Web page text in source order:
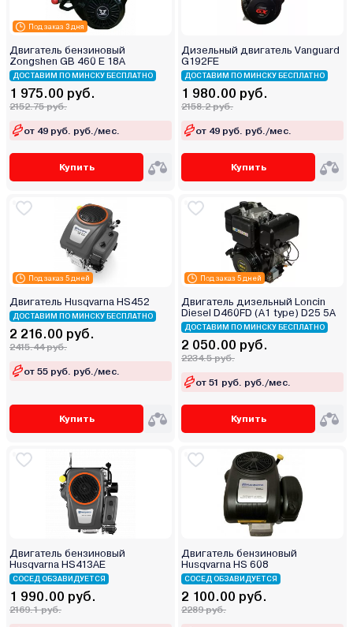
Под заказ 3 дня
Двигатель бензиновый
Zongshen GB 460 E 18А
ДОСТАВИМ ПО МИНСКУ БЕСПЛАТНО
1 975.00 руб.
2152.75 руб.
от 49 руб. руб./мес.
Купить
Дизельный двигатель Vanguard
G192FE
ДОСТАВИМ ПО МИНСКУ БЕСПЛАТНО
1 980.00 руб.
2158.2 руб.
от 49 руб. руб./мес.
Купить
Под заказ 5 дней
Двигатель Husqvarna HS452
ДОСТАВИМ ПО МИНСКУ БЕСПЛАТНО
2 216.00 руб.
2415.44 руб.
от 55 руб. руб./мес.
Купить
Под заказ 5 дней
Двигатель дизельный Loncin
Diesel D460FD (A1 type) D25 5А
ДОСТАВИМ ПО МИНСКУ БЕСПЛАТНО
2 050.00 руб.
2234.5 руб.
от 51 руб. руб./мес.
Купить
Двигатель бензиновый
Husqvarna HS413AE
СОСЕД ОБЗАВИДУЕТСЯ
1 990.00 руб.
2169.1 руб.
Двигатель бензиновый
Husqvarna HS 608
СОСЕД ОБЗАВИДУЕТСЯ
2 100.00 руб.
2289 руб.